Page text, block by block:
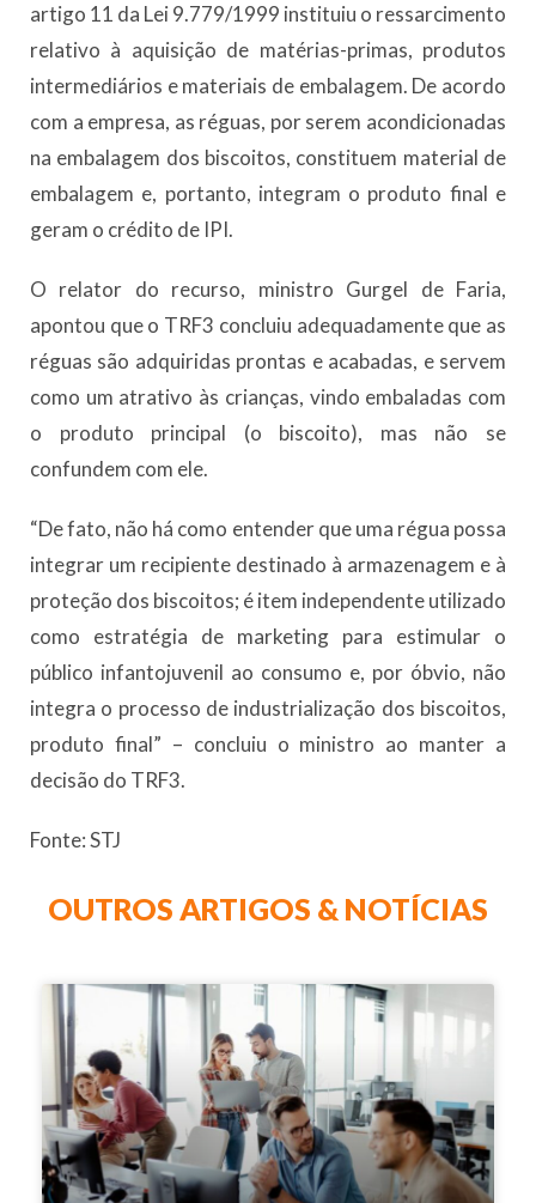
artigo 11 da Lei 9.779/1999 instituiu o ressarcimento
relativo à aquisição de matérias-primas, produtos
intermediários e materiais de embalagem. De acordo
com a empresa, as réguas, por serem acondicionadas
na embalagem dos biscoitos, constituem material de
embalagem e, portanto, integram o produto final e
geram o crédito de IPI.
O relator do recurso, ministro Gurgel de Faria,
apontou que o TRF3 concluiu adequadamente que as
réguas são adquiridas prontas e acabadas, e servem
como um atrativo às crianças, vindo embaladas com
o produto principal (o biscoito), mas não se
confundem com ele.
“De fato, não há como entender que uma régua possa
integrar um recipiente destinado à armazenagem e à
proteção dos biscoitos; é item independente utilizado
como estratégia de marketing para estimular o
público infantojuvenil ao consumo e, por óbvio, não
integra o processo de industrialização dos biscoitos,
produto final” – concluiu o ministro ao manter a
decisão do TRF3.
Fonte: STJ
OUTROS ARTIGOS & NOTÍCIAS